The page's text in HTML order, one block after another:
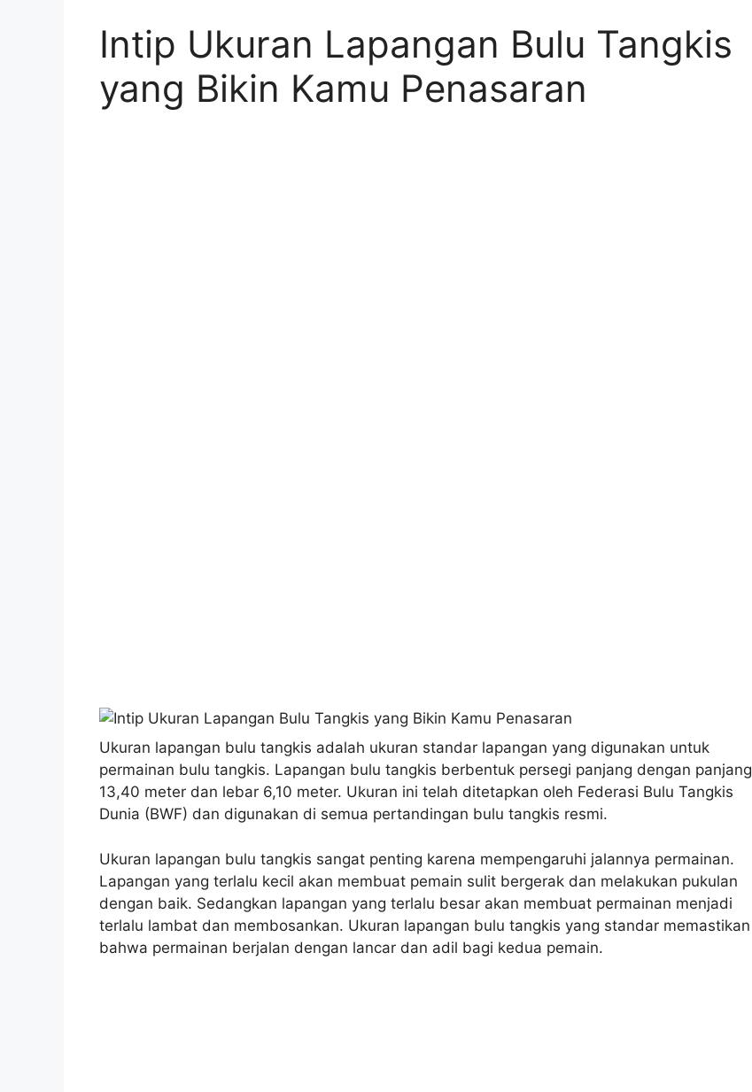
Intip Ukuran Lapangan Bulu Tangkis
yang Bikin Kamu Penasaran
Ukuran lapangan bulu tangkis adalah ukuran standar lapangan yang digunakan untuk
permainan bulu tangkis. Lapangan bulu tangkis berbentuk persegi panjang dengan panjang
13,40 meter dan lebar 6,10 meter. Ukuran ini telah ditetapkan oleh Federasi Bulu Tangkis
Dunia (BWF) dan digunakan di semua pertandingan bulu tangkis resmi.
Ukuran lapangan bulu tangkis sangat penting karena mempengaruhi jalannya permainan.
Lapangan yang terlalu kecil akan membuat pemain sulit bergerak dan melakukan pukulan
dengan baik. Sedangkan lapangan yang terlalu besar akan membuat permainan menjadi
terlalu lambat dan membosankan. Ukuran lapangan bulu tangkis yang standar memastikan
bahwa permainan berjalan dengan lancar dan adil bagi kedua pemain.